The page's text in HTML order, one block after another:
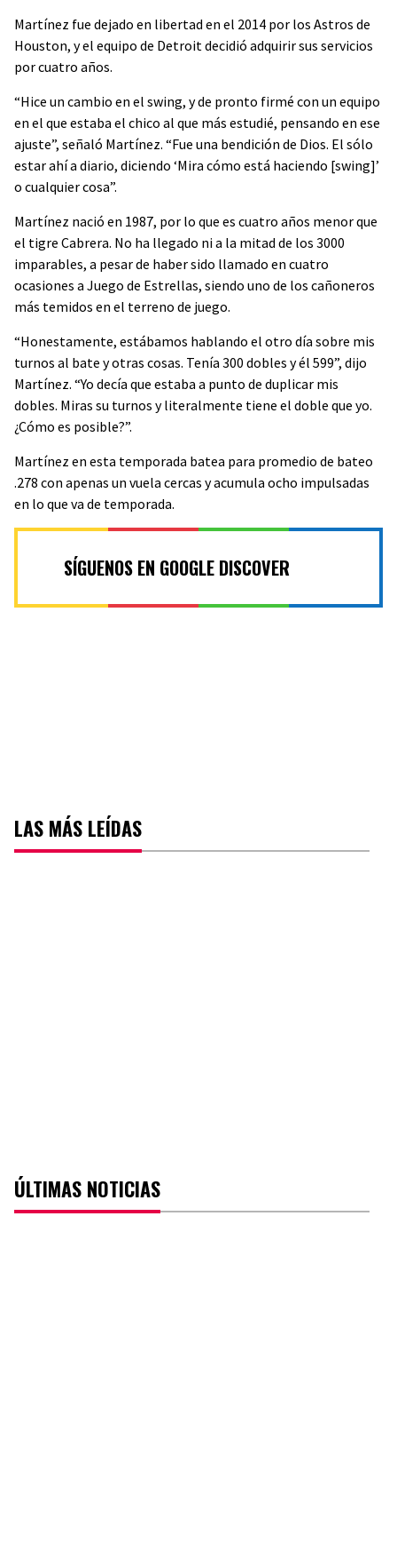
Martínez fue dejado en libertad en el 2014 por los Astros de
Houston, y el equipo de Detroit decidió adquirir sus servicios
por cuatro años.
“Hice un cambio en el swing, y de pronto firmé con un equipo
en el que estaba el chico al que más estudié, pensando en ese
ajuste”, señaló Martínez. “Fue una bendición de Dios. El sólo
estar ahí a diario, diciendo ‘Mira cómo está haciendo [swing]’
o cualquier cosa”.
Martínez nació en 1987, por lo que es cuatro años menor que
el tigre Cabrera. No ha llegado ni a la mitad de los 3000
imparables, a pesar de haber sido llamado en cuatro
ocasiones a Juego de Estrellas, siendo uno de los cañoneros
más temidos en el terreno de juego.
“Honestamente, estábamos hablando el otro día sobre mis
turnos al bate y otras cosas. Tenía 300 dobles y él 599”, dijo
Martínez. “Yo decía que estaba a punto de duplicar mis
dobles. Miras su turnos y literalmente tiene el doble que yo.
¿Cómo es posible?”.
Martínez en esta temporada batea para promedio de bateo
.278 con apenas un vuela cercas y acumula ocho impulsadas
en lo que va de temporada.
SÍGUENOS EN GOOGLE DISCOVER
LAS MÁS LEÍDAS
ÚLTIMAS NOTICIAS